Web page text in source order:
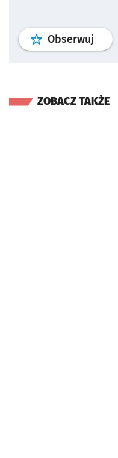
Obserwuj profil
ZOBACZ TAKŻE